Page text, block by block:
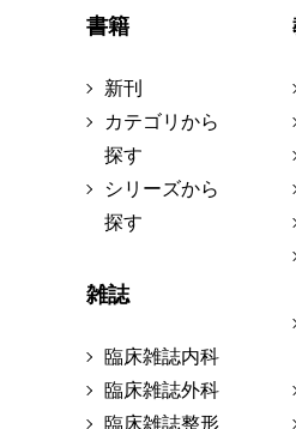
書籍
新刊
カテゴリから
探す
シリーズから
探す
雑誌
臨床雑誌内科
臨床雑誌外科
臨床雑誌整形